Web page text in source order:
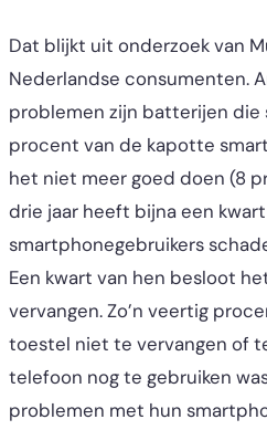
Dat blijkt uit onderzoek van
Nederlandse consumenten.
problemen zijn batterijen die
procent van de kapotte
het niet meer goed doen (8
drie jaar heeft bijna een
smartphonegebruikers
Een kwart van hen besloot
vervangen. Zo’n veertig
toestel niet te vervangen of
telefoon nog te gebruiken
problemen met hun